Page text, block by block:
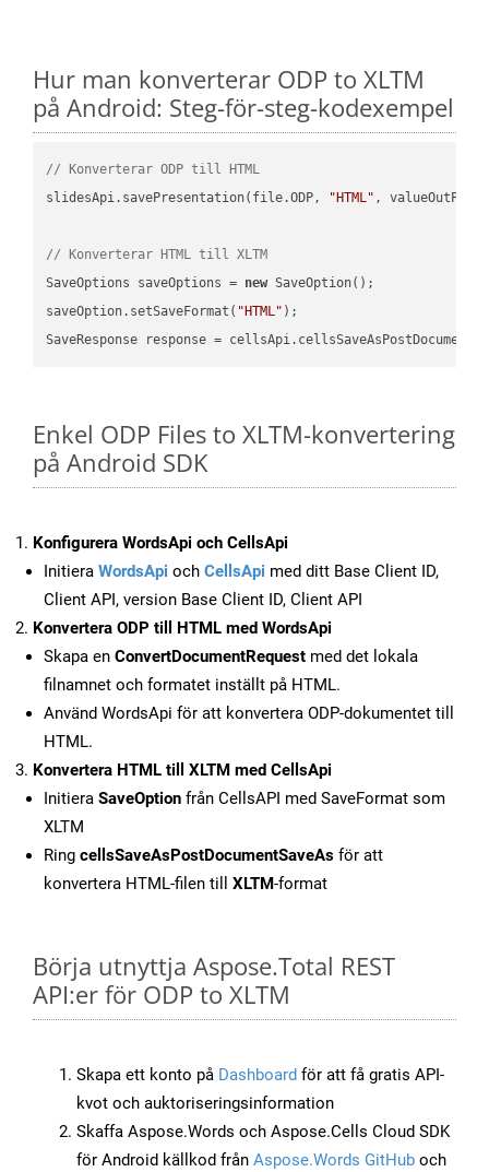
Hur man konverterar ODP to XLTM
på Android: Steg-för-steg-kodexempel
// Konverterar ODP till HTML
slidesApi.savePresentation(file.ODP,
"HTML" ,
// Konverterar HTML till XLTM
SaveOptions saveOptions = new SaveOption();
saveOption.setSaveFormat( "HTML" );
SaveResponse response =
Enkel ODP Files to XLTM-konvertering
på Android SDK
Konfigurera WordsApi och CellsApi
Initiera WordsApi och CellsApi med ditt Base Client ID,
Client API, version Base Client ID, Client API
Konvertera ODP till HTML med WordsApi
Skapa en ConvertDocumentRequest med det lokala
filnamnet och formatet inställt på HTML.
Använd WordsApi för att konvertera ODP-dokumentet till
HTML.
Konvertera HTML till XLTM med CellsApi
Initiera SaveOption från CellsAPI med SaveFormat som
XLTM
Ring cellsSaveAsPostDocumentSaveAs för att
konvertera HTML-filen till XLTM-format
Börja utnyttja Aspose.Total REST
API:er för ODP to XLTM
Skapa ett konto på Dashboard för att få gratis API-
kvot och auktoriseringsinformation
Skaffa Aspose.Words och Aspose.Cells Cloud SDK
för Android källkod från Aspose.Words GitHub och